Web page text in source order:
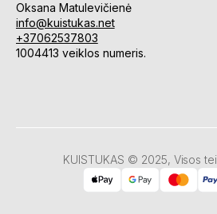
Oksana Matulevičienė
info@kuistukas.net
+37062537803
1004413 veiklos numeris.
KUISTUKAS © 2025, Visos